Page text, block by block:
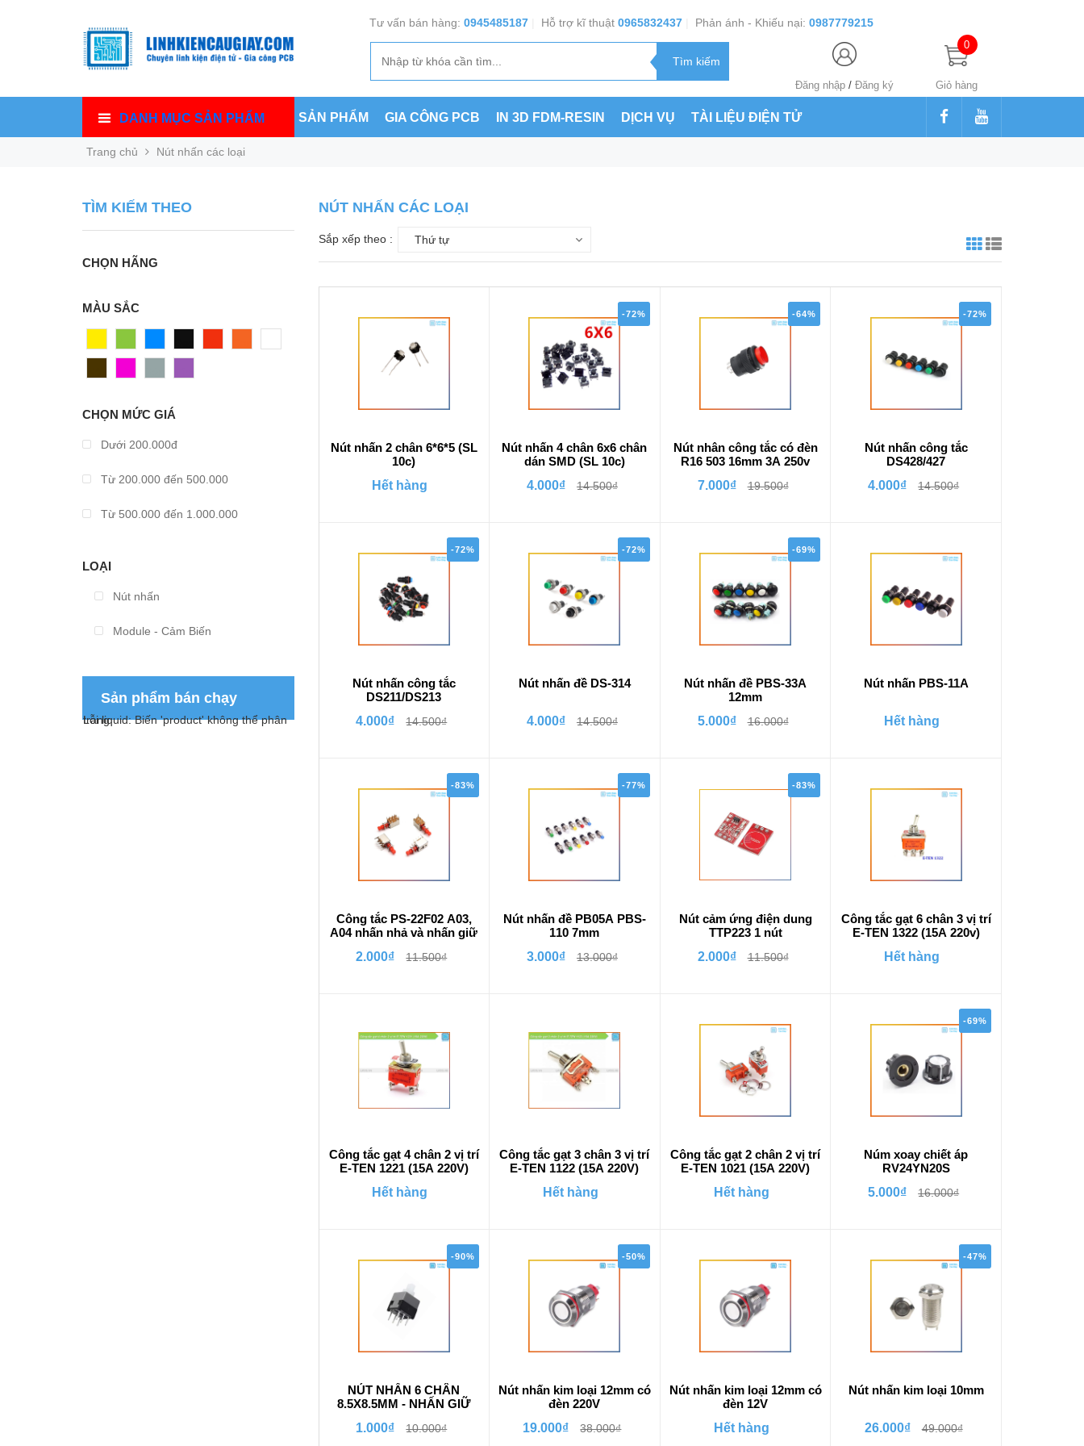
Tư vấn bán hàng: 0945485187| Hỗ trợ kĩ thuật 0965832437| Phản ánh - Khiếu nại: 0987779215
Đăng nhập/ Đăng ký Giỏ hàng
0
DANH MỤC SẢN PHẨM SẢN PHẨM GIA CÔNG PCB IN 3D FDM-RESIN DỊCH VỤ TÀI LIỆU ĐIỆN TỬ
Trang chủ Nút nhấn các loại
TÌM KIẾM THEO
CHỌN HÃNG
MÀU SẮC
CHỌN MỨC GIÁ
Dưới 200.000đ
Từ 200.000 đến 500.000
Từ 500.000 đến 1.000.000
Trên 10.000.000
LOẠI
Nút nhấn
Module - Cảm Biến
Sản phẩm bán chạy
Lỗi liquid: Biến 'product' không thể phân trang
NÚT NHẤN CÁC LOẠI
Sắp xếp theo : Thứ tự
Nút nhấn 2 chân 6*6*5 (SL
10c)
Hết hàng
-72%
Nút nhấn 4 chân 6x6 chân
dán SMD (SL 10c)
4.000₫
14.500₫
-64%
Nút nhân công tắc có đèn
R16 503 16mm 3A 250v
7.000₫
19.500₫
-72%
Nút nhấn công tắc
DS428/427
4.000₫
14.500₫
-72%
Nút nhấn công tắc
DS211/DS213
4.000₫
14.500₫
-72%
Nút nhấn đề DS-314
4.000₫ 14.500₫
-69%
Nút nhấn đề PBS-33A
12mm
5.000₫
16.000₫
Nút nhấn PBS-11A
Hết hàng
-83%
Công tắc PS-22F02 A03,
A04 nhấn nhả và nhấn giữ
2.000₫
11.500₫
-77%
Nút nhấn đề PB05A PBS-
110 7mm
3.000₫
13.000₫
-83%
Nút cảm ứng điện dung
TTP223 1 nút
2.000₫
11.500₫
Công tắc gạt 6 chân 3 vị trí
E-TEN 1322 (15A 220v)
Hết hàng
Công tắc gạt 4 chân 2 vị trí
E-TEN 1221 (15A 220V)
Hết hàng
Công tắc gạt 3 chân 3 vị trí
E-TEN 1122 (15A 220V)
Hết hàng
Công tắc gạt 2 chân 2 vị trí
E-TEN 1021 (15A 220V)
Hết hàng
-69%
Núm xoay chiết áp
RV24YN20S
5.000₫
16.000₫
-90%
NÚT NHẤN 6 CHÂN
8.5X8.5MM - NHẤN GIỮ
1.000₫
10.000₫
-50%
Nút nhấn kim loại 12mm có
đèn 220V
19.000₫
38.000₫
Nút nhấn kim loại 12mm có
đèn 12V
Hết hàng
-47%
Nút nhấn kim loại 10mm
26.000₫ 49.000₫